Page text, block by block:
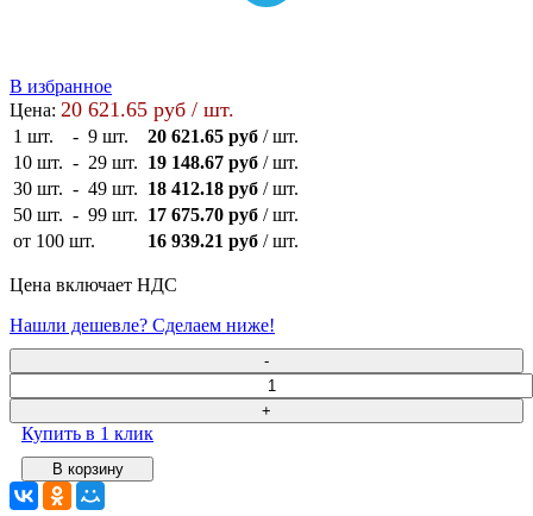
В избранное
Цена: 20 621.65 руб / шт.
1 шт. - 9 шт. 20 621.65 руб / шт.
10 шт. - 29 шт. 19 148.67 руб / шт.
30 шт. - 49 шт. 18 412.18 руб / шт.
50 шт. - 99 шт. 17 675.70 руб / шт.
от 100 шт.
16 939.21 руб / шт.
Цена включает НДС
Нашли дешевле? Сделаем ниже!
Купить в 1 клик